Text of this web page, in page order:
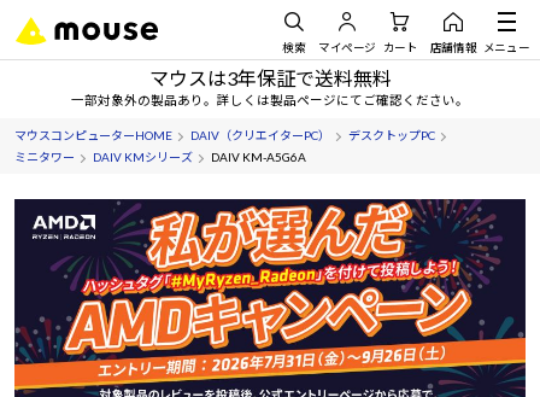
検索 マイページ カート 店舗情報 メニュー
マウスは3年保証で送料無料
一部対象外の製品あり。詳しくは製品ページにてご確認ください。
マウスコンピューターHOME DAIV（クリエイターPC）
デスクトップPC
ミニタワー
DAIV KMシリーズ DAIV KM-A5G6A